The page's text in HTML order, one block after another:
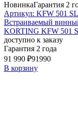
НовинкаГарантия 2
Артикул: KFW 501
Встраиваемый
KORTING KFW 501
доступно к заказу
Гарантия 2 года
91 990 ₽91990
В корзину